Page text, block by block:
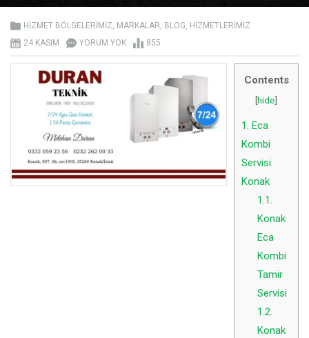
HIZMET BÖLGELERIMIZ, MARKALAR, BLOG, HIZMETLERIMIZ
24 KASIM
YORUM YOK 855
Contents
[hide]
1. Eca
Kombi
Servisi
Konak
1.1.
Konak
Eca
Kombi
Tamir
Servisi
1.2.
Konak